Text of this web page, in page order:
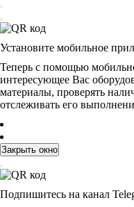
Установите мобильное
Теперь с помощью
интересующее Вас
материалы, проверять
отслеживать его
Закрыть окно
Подпишитесь на канал